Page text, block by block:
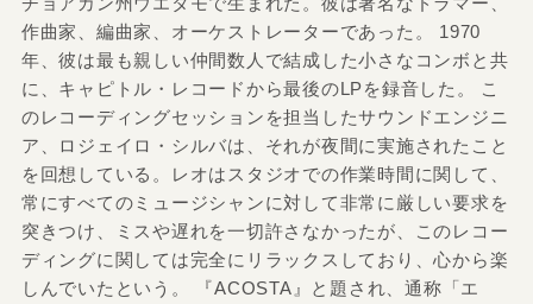
作曲家、編曲家、オーケストレーターであった。 1970
年、彼は最も親しい仲間数人で結成した小さなコンボと共
に、キャピトル・レコードから最後のLPを録音した。 こ
のレコーディングセッションを担当したサウンドエンジニ
ア、ロジェイロ・シルバは、それが夜間に実施されたこと
を回想している。レオはスタジオでの作業時間に関して、
常にすべてのミュージシャンに対して非常に厳しい要求を
突きつけ、ミスや遅れを一切許さなかったが、このレコー
ディングに関しては完全にリラックスしており、心から楽
しんでいたという。 『ACOSTA』と題され、通称「エ